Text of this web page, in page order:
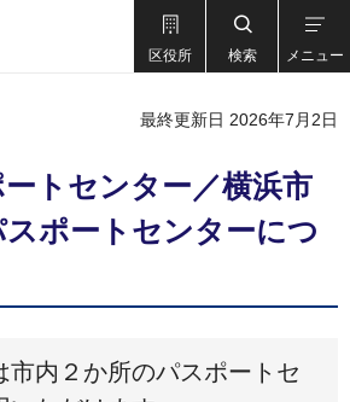
区役所 検索 メニュー
最終更新日 2026年7月2日
トセンター／横浜市
ポートセンターにつ
市内２か所のパスポートセ